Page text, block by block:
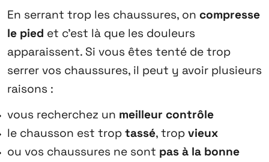
En serrant trop les chaussures, on compresse
le pied et c’est là que les douleurs
apparaissent. Si vous êtes tenté de trop
serrer vos chaussures, il peut y avoir plusieurs
raisons :
vous recherchez un meilleur contrôle
le chausson est trop tassé, trop vieux
ou vos chaussures ne sont pas à la bonne